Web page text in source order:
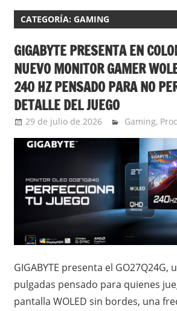
CATEGORÍA: GAMING
GIGABYTE PRESENTA EN
NUEVO MONITOR GAMER
240 HZ PENSADO PARA NO
DETALLE DEL JUEGO
29 de julio de 2026 Ernesto
Gaming,
GIGABYTE presenta el
pulgadas pensado para quienes
pantalla WOLED sin bordes, una